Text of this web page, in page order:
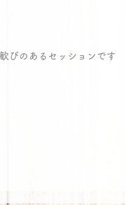
びのあるセッションです